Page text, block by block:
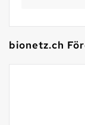
bionetz.ch